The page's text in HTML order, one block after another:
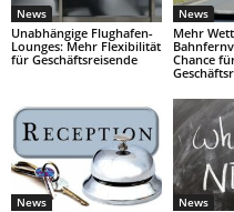
News
Unabhängige Flughafen-
Lounges: Mehr Flexibilität
für Geschäftsreisende
News
Mehr
Chance
News News